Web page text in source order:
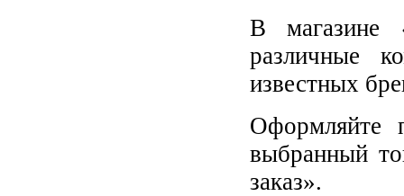
В магазине
различные
известных
Оформляйте
выбранный
заказ».